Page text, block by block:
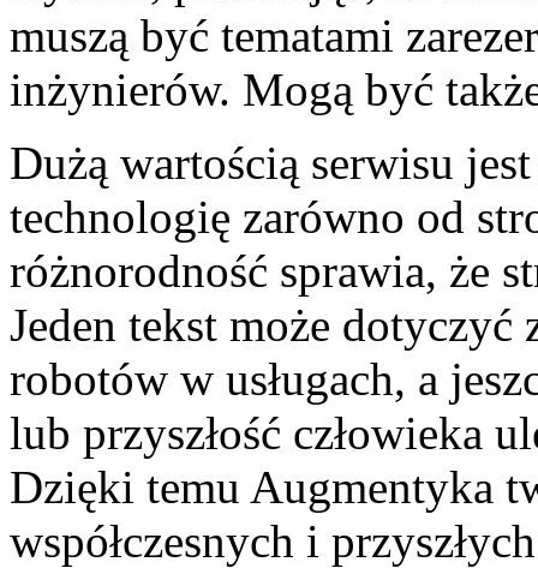
muszą być tematami
inżynierów. Mogą być
Dużą wartością serwisu
technologię zarówno od
różnorodność sprawia, że
Jeden tekst może
robotów w usługach, a
lub przyszłość człowieka
Dzięki temu Augmentyka
współczesnych i